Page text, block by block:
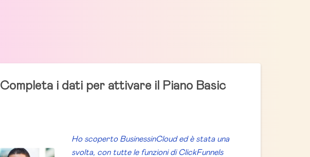
Completa i dati per attivare il Piano Basic
Ho scoperto BusinessinCloud ed è stata una
svolta, con tutte le funzioni di ClickFunnels